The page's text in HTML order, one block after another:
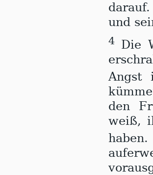
und
4 Die
Angst
den
weiß,